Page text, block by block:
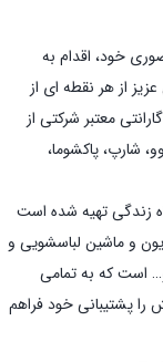
خود، اقدام به
از هر نقطه ای از
معتبر شرکتی از
شارپ، پاکشوما،
زندگی تهیه شده است
و ماشین لباسشویی و
است که به تمامی
پشتیبانی خود فراهم